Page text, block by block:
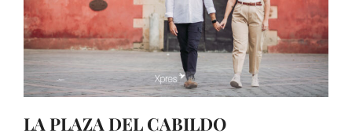
LA PLAZA DEL CABILDO